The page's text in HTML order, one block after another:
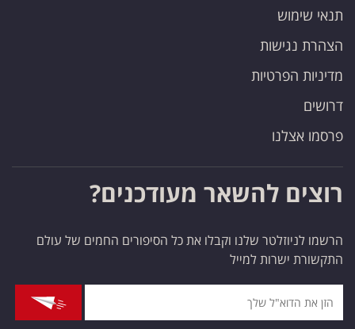
תנאי שימוש
הצהרת נגישות
מדיניות הפרטיות
דרושים
פרסמו אצלנו
רוצים להשאר מעודכנים?
הרשמו לניוזלטר שלנו וקבלו את כל הסיפורים החמים של עולם
התקשורת ישרות למייל